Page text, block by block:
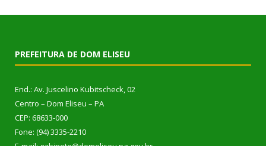
PREFEITURA DE DOM ELISEU
End.: Av. Juscelino Kubitscheck, 02
Centro – Dom Eliseu – PA
CEP: 68633-000
Fone: (94) 3335-2210